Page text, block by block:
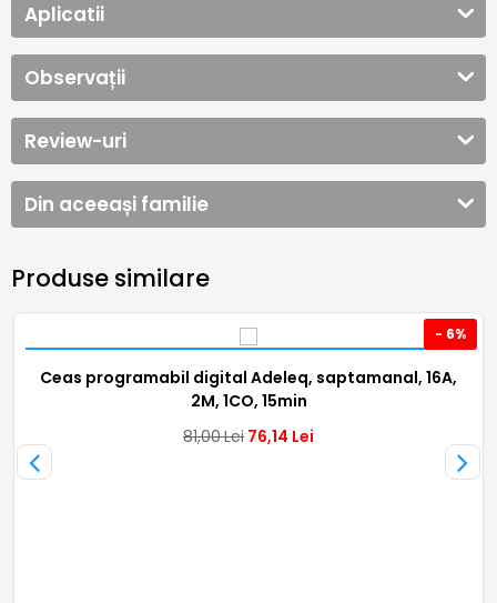
Aplicatii
Observații
Review-uri
Din aceeași familie
Produse similare
- 6%
Ceas programabil digital Adeleq, saptamanal, 16A,
2M, 1CO, 15min
81,00Lei 76,14 Lei